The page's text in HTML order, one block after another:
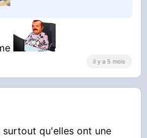
il y a 5 mois
qu'elles ont une